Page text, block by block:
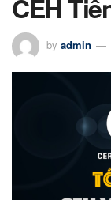
CEH
by admin